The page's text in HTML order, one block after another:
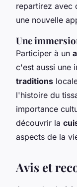
repartirez avec
une nouvelle
Une
Participer à un
c'est aussi une
traditions
l'histoire du
importance
découvrir la
aspects de la
Avis et